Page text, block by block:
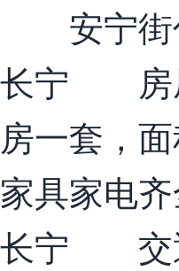
安宁街
长宁 房屋
房一套，
家具家电
长宁 交通